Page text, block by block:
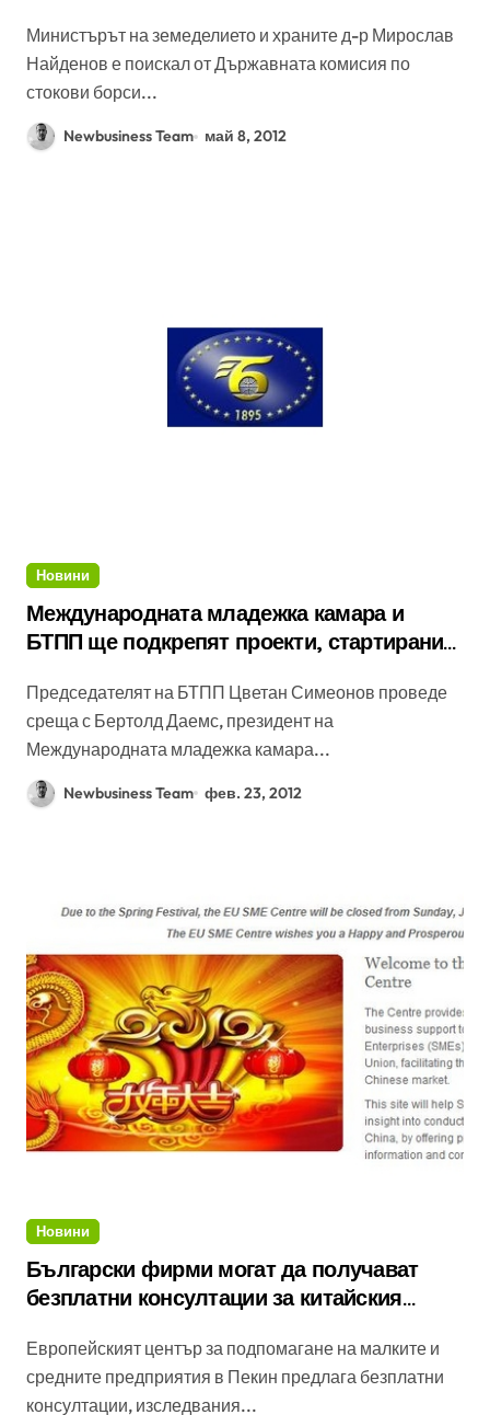
Министърът на земеделието и храните д-р Мирослав
Найденов е поискал от Държавната комисия по
стокови борси...
Newbusiness Team май 8, 2012
Новини
Международната младежка камара и
БТПП ще подкрепят проекти, стартирани
Председателят на БТПП Цветан Симеонов проведе
среща с Бертолд Даемс, президент на
Международната младежка камара...
Newbusiness Team фев. 23, 2012
Новини
Български фирми могат да получават
безплатни консултации за китайския
Европейският център за подпомагане на малките и
средните предприятия в Пекин предлага безплатни
консултации, изследвания...